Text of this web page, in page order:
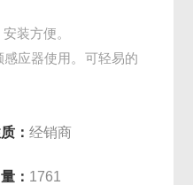
装方便。
感应器使用。可轻易的
：经销商
： 1761